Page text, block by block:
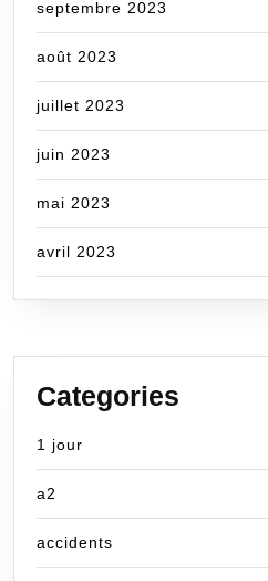
septembre 2023
août 2023
juillet 2023
juin 2023
mai 2023
avril 2023
Categories
1 jour
a2
accidents